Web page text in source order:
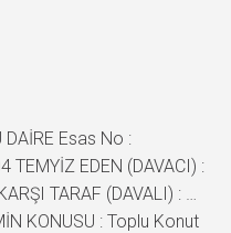
DAİRE Esas No :
EDEN (DAVACI) :
TARAF (DAVALI) : …
KONUSU : Toplu Konut